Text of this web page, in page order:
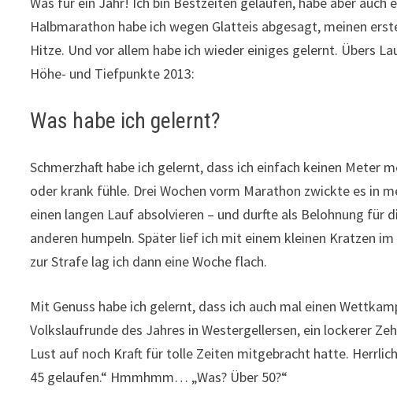
Halbmarathon habe ich wegen Glatteis abgesagt, meinen
Hitze. Und vor allem habe ich wieder einiges gelernt. Übers
Höhe- und Tiefpunkte 2013:
Was habe ich gelernt?
Schmerzhaft habe ich gelernt, dass ich einfach keinen Meter
oder krank fühle. Drei Wochen vorm Marathon zwickte es in
einen langen Lauf absolvieren – und durfte als Belohnung für
anderen humpeln. Später lief ich mit einem kleinen Kratzen
zur Strafe lag ich dann eine Woche flach.
Mit Genuss habe ich gelernt, dass ich auch mal einen
Volkslaufrunde des Jahres in Westergellersen, ein lockerer
Lust auf noch Kraft für tolle Zeiten mitgebracht hatte.
45 gelaufen.“ Hmmhmm… „Was? Über 50?“